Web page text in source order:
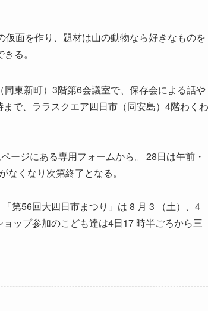
面を作り、題材は山の動物なら好きなものを
る。
東新町）3階第6会議室で、保存会による話や
で、ララスクエア四日市（同安島）4階わくわ
ージにある専用フォームから。 28日は午前・
くなり次第終了となる。
第56回大四日市まつり」は 8 月 3 （土）、4
ップ参加のこども達は4日17 時半ごろから三